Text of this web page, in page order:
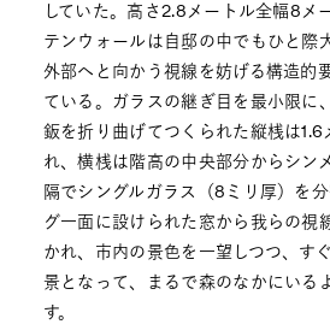
していた。高さ2.8メートル全幅8メ
テンウォールは自邸の中でもひと際
外部へと向かう視線を妨げる構造的
ている。ガラスの継ぎ目を最小限に
鈑を折り曲げてつくられた縦桟は1.6
れ、横桟は階高の中央部分からシン
隔でシングルガラス（8ミリ厚）を
グ一面に設けられた窓から我らの視
かれ、市内の景色を一望しつつ、す
景となって、まるで森のなかにいる
す。